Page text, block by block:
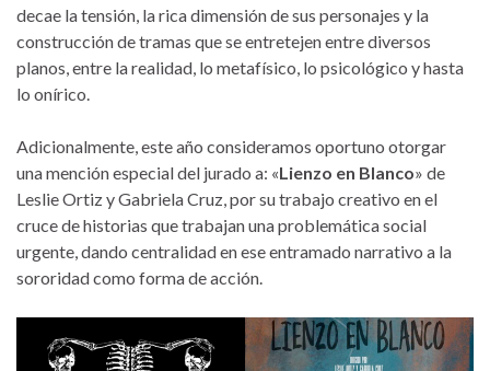
decae la tensión, la rica dimensión de sus personajes y la
construcción de tramas que se entretejen entre diversos
planos, entre la realidad, lo metafísico, lo psicológico y hasta
lo onírico.
Adicionalmente, este año consideramos oportuno otorgar
una mención especial del jurado a: «Lienzo en Blanco» de
Leslie Ortiz y Gabriela Cruz, por su trabajo creativo en el
cruce de historias que trabajan una problemática social
urgente, dando centralidad en ese entramado narrativo a la
sororidad como forma de acción.